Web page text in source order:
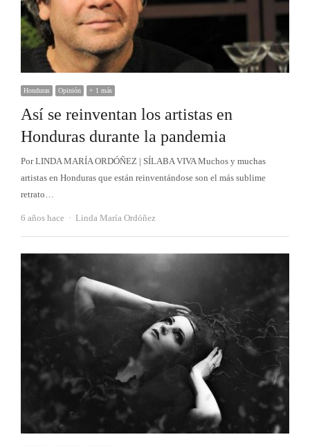
Honduras Opinión + 1 más
Así se reinventan los artistas en
Honduras durante la pandemia
Por LINDA MARÍA ORDÓÑEZ | SÍLABA VIVA Muchos y muchas
artistas en Honduras que están reinventándose son el más sublime
retrato…
6 años hace Autor
Linda María Ordóñez